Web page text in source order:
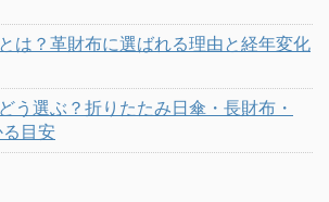
は？革財布に選ばれる理由と経年変化
う選ぶ？折りたたみ日傘・長財布・
目安